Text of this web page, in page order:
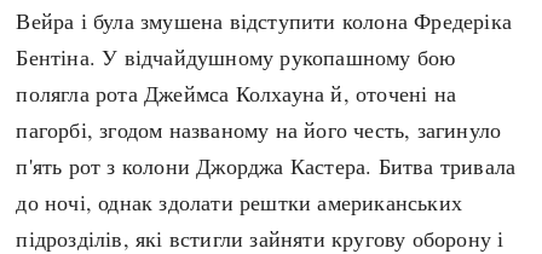
Вейра і була змушена відступити колона Фредеріка
Бентіна. У відчайдушному рукопашному бою
полягла рота Джеймса Колхауна й, оточені на
пагорбі, згодом названому на його честь, загинуло
п'ять рот з колони Джорджа Кастера. Битва тривала
до ночі, однак здолати рештки американських
підрозділів, які встигли зайняти кругову оборону і